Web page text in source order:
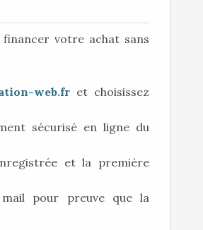
financer votre achat sans
web.fr et choisissez
sécurisé en ligne du
et la première
pour preuve que la